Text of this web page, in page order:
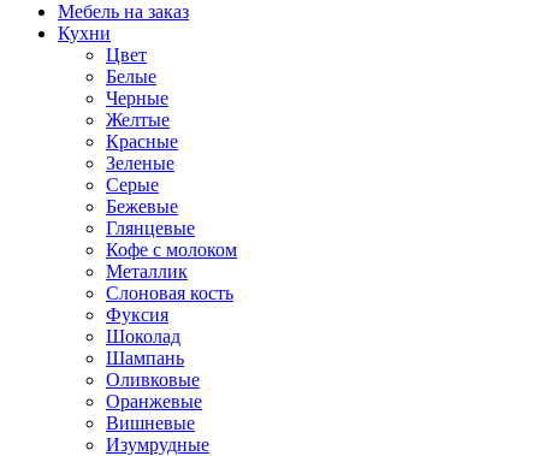
Мебель на заказ
Кухни
Цвет
Белые
Черные
Желтые
Красные
Зеленые
Серые
Бежевые
Глянцевые
Кофе с молоком
Металлик
Слоновая кость
Фуксия
Шоколад
Шампань
Оливковые
Оранжевые
Вишневые
Изумрудные